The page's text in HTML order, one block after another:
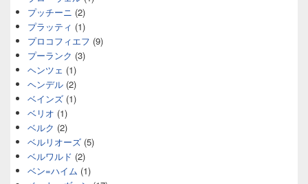
プッチーニ (2)
プラッティ (1)
プロコフィエフ (9)
プーランク (3)
ヘンツェ (1)
ヘンデル (2)
ベインズ (1)
ベリオ (1)
ベルク (2)
ベルリオーズ (5)
ベルワルド (2)
ベン=ハイム (1)